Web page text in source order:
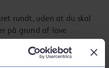
rundt, uden at du skal
på grund af lave